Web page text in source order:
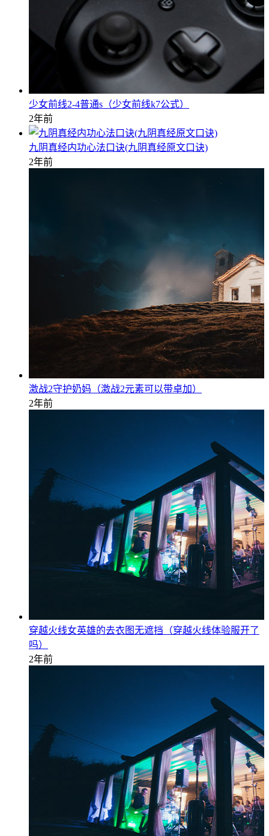
少女前线2-4普通s（少女前线k7公式）
2年前
九阴真经内功心法口诀(九阴真经原文口诀)
2年前
激战2守护奶妈（激战2元素可以带卓加）
2年前
穿越火线女英雄的去衣图无遮挡（穿越火线体验服开了
吗）
2年前